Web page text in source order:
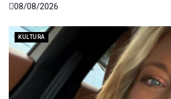
08/08/2026
KULTURA